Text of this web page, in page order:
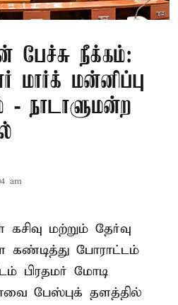
பேச்சு நீக்கம்:
மார்க் மன்னிப்பு
நாடாளுமன்ற
am
மற்றும் தேர்வு
கண்டித்து போராட்டம்
பிரதமர் மோடி
பேஸ்புக் தளத்தில்